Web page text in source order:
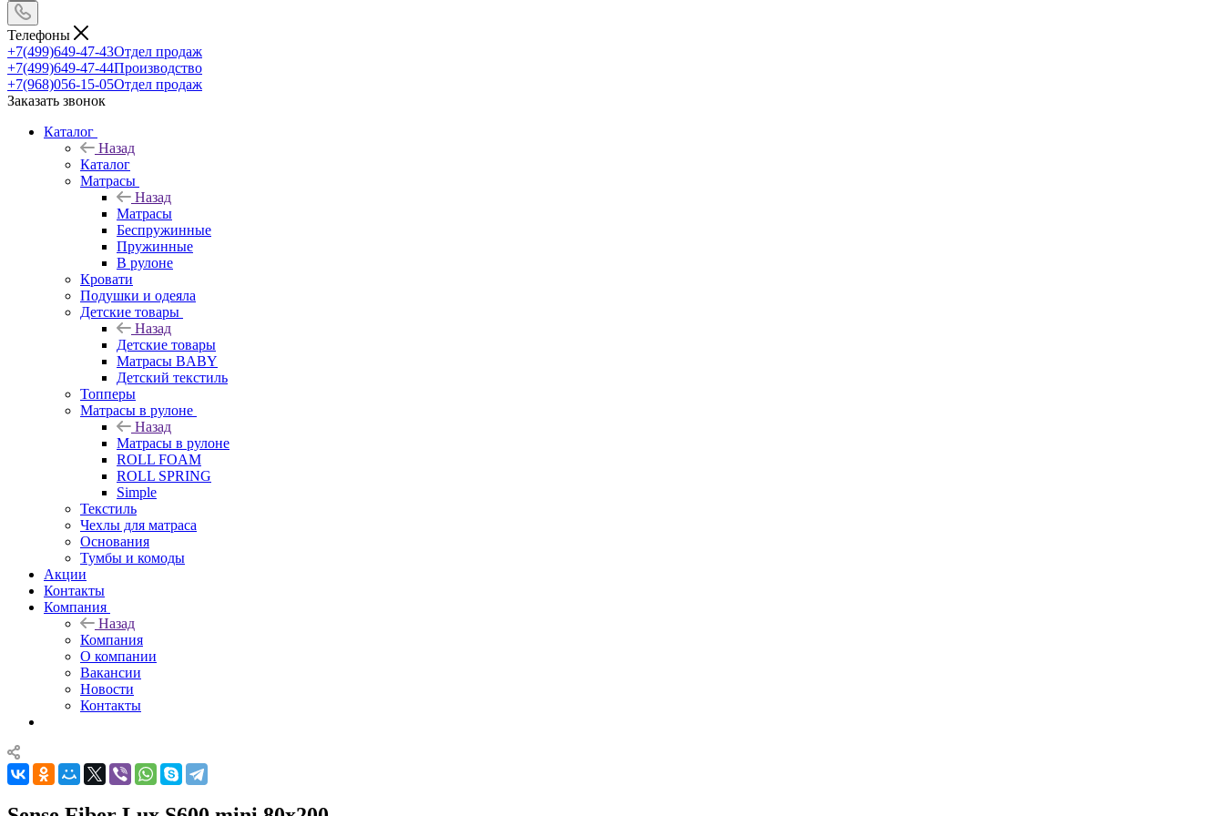
Телефоны
+7(499)649-47-43Отдел продаж
+7(499)649-47-44Производство
+7(968)056-15-05Отдел продаж
Заказать звонок
Каталог
Назад
Каталог
Матрасы
Назад
Матрасы
Беспружинные
Пружинные
В рулоне
Кровати
Подушки и одеяла
Детские товары
Назад
Детские товары
Матрасы BABY
Детский текстиль
Топперы
Матрасы в рулоне
Назад
Матрасы в рулоне
ROLL FOAM
ROLL SPRING
Simple
Текстиль
Чехлы для матраса
Основания
Тумбы и комоды
Акции
Контакты
Компания
Назад
Компания
О компании
Вакансии
Новости
Контакты